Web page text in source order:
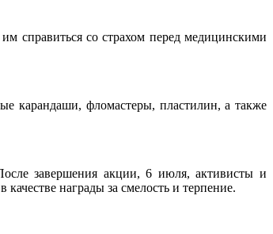
справиться со страхом перед медицинскими
карандаши, фломастеры, пластилин, а также
завершения акции, 6 июля, активисты и
награды за смелость и терпение.